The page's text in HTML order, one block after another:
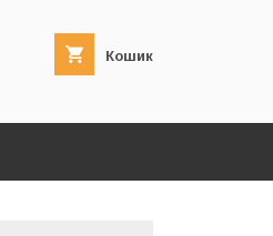
Кошик